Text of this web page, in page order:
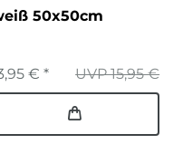
50x50cm
UVP 15,95 €
€ *